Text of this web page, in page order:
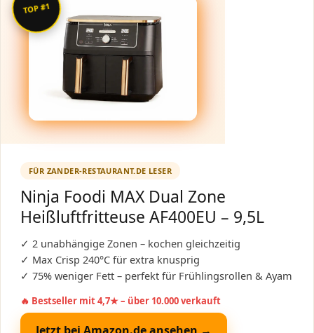
TOP #1
FÜR ZANDER-RESTAURANT.DE LESER
Ninja Foodi MAX Dual Zone
Heißluftfritteuse AF400EU – 9,5L
✓ 2 unabhängige Zonen – kochen gleichzeitig
✓ Max Crisp 240°C für extra knusprig
✓ 75% weniger Fett – perfekt für Frühlingsrollen & Ayam
🔥 Bestseller mit 4,7★ – über 10.000 verkauft